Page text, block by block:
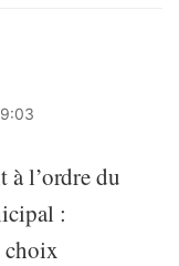
à l’ordre du
: